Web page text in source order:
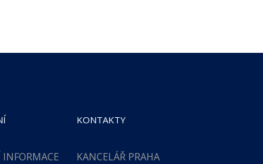
KONTAKTY
KANCELÁŘ PRAHA